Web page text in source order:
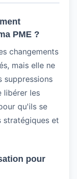
PME ?
changements
mais elle ne
suppressions
libérer les
qu'ils se
stratégiques et
pour